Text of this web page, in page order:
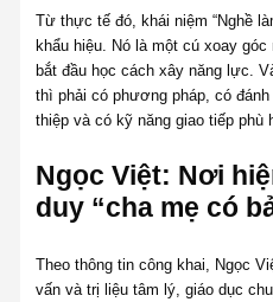
Từ thực tế đó, khái niệm “Nghề
khẩu hiệu. Nó là một cú xoay
bắt đầu học cách xây năng lực.
thì phải có phương pháp, có
thiệp và có kỹ năng giao tiếp phù
Ngọc Việt: Nơi
duy “cha mẹ có
Theo thông tin công khai, Ngọc
vấn và trị liệu tâm lý, giáo dục